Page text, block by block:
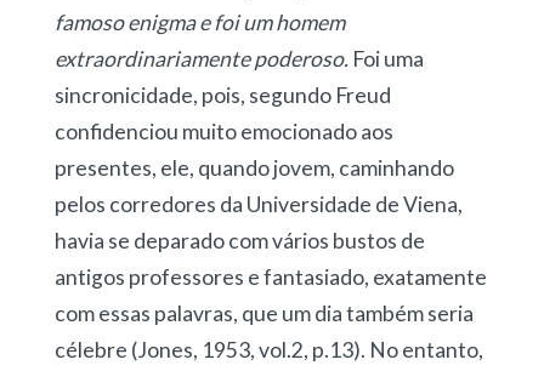
famoso enigma e foi um homem
extraordinariamente poderoso. Foi uma
sincronicidade, pois, segundo Freud
confidenciou muito emocionado aos
presentes, ele, quando jovem, caminhando
pelos corredores da Universidade de Viena,
havia se deparado com vários bustos de
antigos professores e fantasiado, exatamente
com essas palavras, que um dia também seria
célebre (Jones, 1953, vol.2, p.13). No entanto,